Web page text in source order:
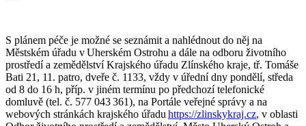
S plánem péče je možné se seznámit a nahlédnout do něj na
Městském úřadu v Uherském Ostrohu a dále na odboru životního
prostředí a zemědělství Krajského úřadu Zlínského kraje, tř. Tomáše
Bati 21, 11. patro, dveře č. 1133, vždy v úřední dny pondělí, středa
od 8 do 16 h, příp. v jiném termínu po předchozí telefonické
domluvě (tel. č. 577 043361), na Portále veřejné správy a na
webových stránkách krajského úřadu https://zlinskykraj.cz, v oblasti